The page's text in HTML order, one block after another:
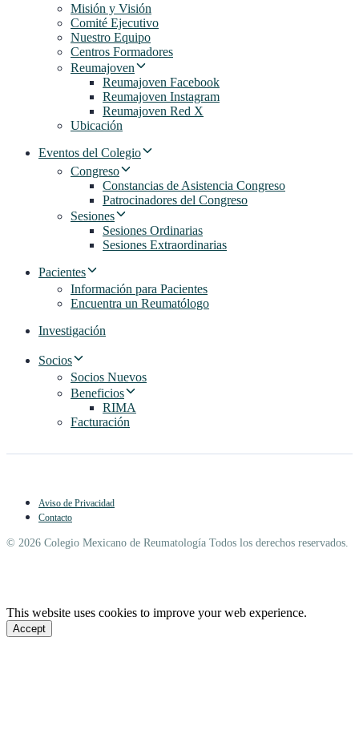
Misión y Visión
Comité Ejecutivo
Nuestro Equipo
Centros Formadores
Reumajoven
Reumajoven Facebook
Reumajoven Instagram
Reumajoven Red X
Ubicación
Eventos del Colegio
Congreso
Constancias de Asistencia Congreso
Patrocinadores del Congreso
Sesiones
Sesiones Ordinarias
Sesiones Extraordinarias
Pacientes
Información para Pacientes
Encuentra un Reumatólogo
Investigación
Socios
Socios Nuevos
Beneficios
RIMA
Facturación
Aviso de Privacidad
Contacto
© 2026 Colegio Mexicano de Reumatología Todos los derechos reservados.
This website uses cookies to improve your web experience.
Accept